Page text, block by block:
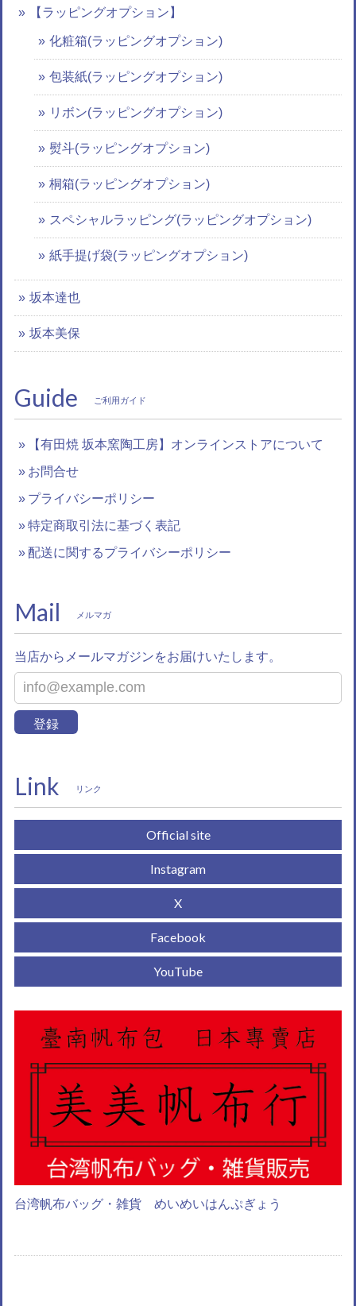
【ラッピングオプション】
化粧箱(ラッピングオプション)
包装紙(ラッピングオプション)
リボン(ラッピングオプション)
熨斗(ラッピングオプション)
桐箱(ラッピングオプション)
スペシャルラッピング(ラッピングオプション)
紙手提げ袋(ラッピングオプション)
坂本達也
坂本美保
Guide ご利用ガイド
【有田焼 坂本窯陶工房】オンラインストアについて
お問合せ
プライバシーポリシー
特定商取引法に基づく表記
配送に関するプライバシーポリシー
Mail メルマガ
当店からメールマガジンをお届けいたします。
登録
Link リンク
Official site
Instagram
X
Facebook
YouTube
台湾帆布バッグ・雑貨 めいめいはんぷぎょう